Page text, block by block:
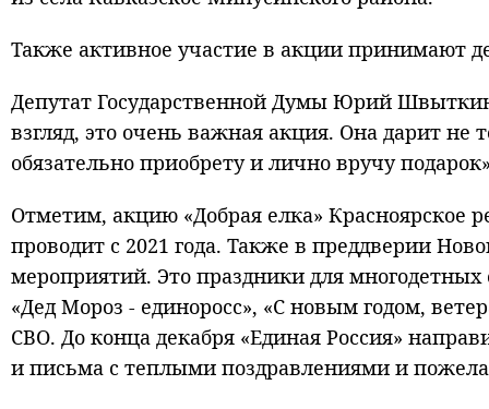
Также активное участие в акции принимают
Депутат Государственной Думы Юрий
взгляд, это очень важная акция. Она дарит не
обязательно приобрету и лично вручу
Отметим, акцию «Добрая елка» Красноярское
проводит с 2021 года. Также в преддверии
мероприятий. Это праздники для
«Дед Мороз - единоросс», «С новым годом,
СВО. До конца декабря «Единая Россия»
и письма с теплыми поздравлениями и